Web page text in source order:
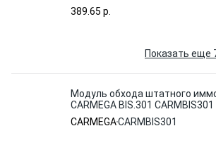
389.65 p.
Показать еще
Модуль обхода штатного
CARMEGA BIS.301 CARMBIS301
CARMEGACARMBIS301